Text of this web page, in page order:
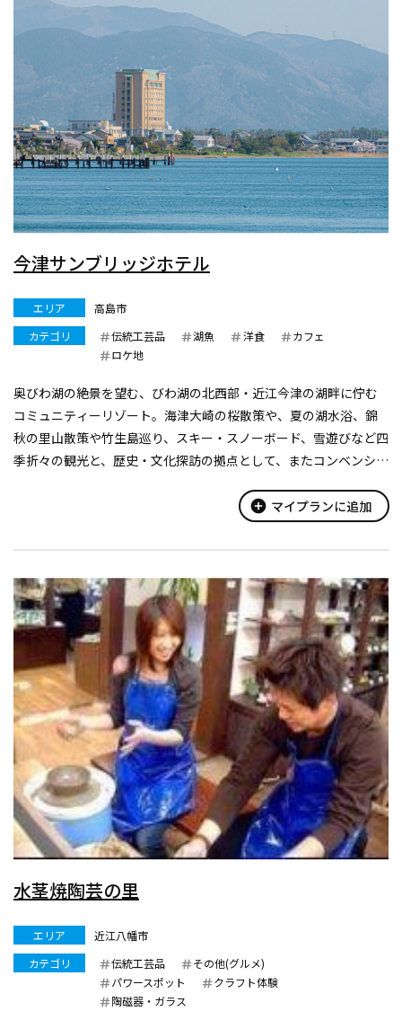
今津サンブリッジホテル
エリア
高島市
カテゴリ
伝統工芸品 湖魚 洋食
カフェ
ロケ地
奥びわ湖の絶景を望む、びわ湖の北西部・近江今津の湖畔に佇む
コミュニティーリゾート。海津大崎の桜散策や、夏の湖水浴、錦
秋の里山散策や竹生島巡り、スキー・スノーボード、雪遊びなど四
季折々の観光と、歴史・文化探訪の拠点として、またコンベンショ
add_circle マイプランに追加
水茎焼陶芸の里
エリア
近江八幡市
カテゴリ
伝統工芸品
その他(グルメ)
パワースポット
クラフト体験
陶磁器・ガラス